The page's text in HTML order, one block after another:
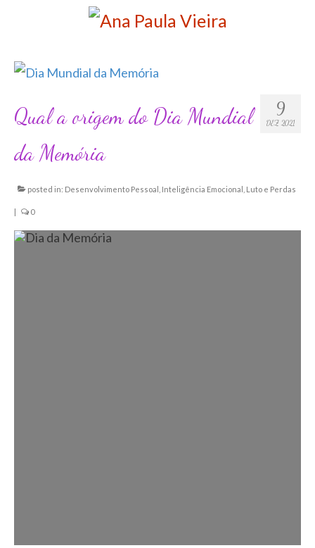
9
DEZ 2021
Qual a origem do Dia Mundial
da Memória
posted in: Desenvolvimento Pessoal Inteligência Emocional Luto e Perdas
0